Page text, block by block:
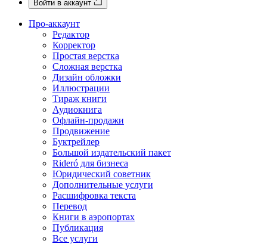
Войти в аккаунт
Про-аккаунт
Редактор
Корректор
Простая верстка
Сложная верстка
Дизайн обложки
Иллюстрации
Тираж книги
Аудиокнига
Офлайн-продажи
Продвижение
Буктрейлер
Большой издательский пакет
Rideró для бизнеса
Юридический советник
Дополнительные услуги
Расшифровка текста
Перевод
Книги в аэропортах
Публикация
Все услуги